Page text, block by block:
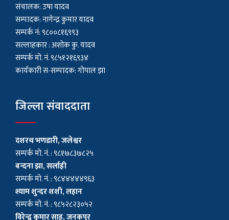
संचालक: उषा यादव
सम्पादक: नागेन्द्र कुमार यादव
सम्पर्क नं: ९८००८१६९९३
सल्लाहकार : अशाेक कु. यादव
सम्पर्क मो. नं. ९८५१२१६९३४
कार्यकारी स-सम्पादक: गोपाल झा
जिल्ला संवाददाता
दशरथ भणडारी, जलेश्वर
सम्पर्क मो. नं. : ९८१७८३७८२५
बन्दना झा, सर्लाही
सम्पर्क मो. नं. : ९८४४४४४९६३
श्याम शुन्दर शशी, लहान
सम्पर्क मो. नं. : ९८५२८२३०५२
विरेन्द्र कुमार साह, जनकपुर